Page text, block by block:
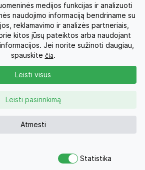
medijos funkcijas ir analizuoti
naudojimo informaciją bendriname su
reklamavimo ir analizės partneriais,
kitos jūsų pateiktos arba naudojant
Jei norite sužinoti daugiau,
spauskite čia.
Atmesti
Leisti pasirinkimą
Leisti visus
Statistika